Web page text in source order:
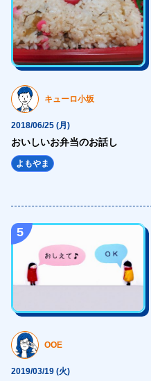
キューロ小坂
2018/06/25 (月)
おいしいお弁当のお話し
よもやま
5
OOE
2019/03/19 (火)
<a href="" title="集客・設計"
<picture>
<source type="image/webp"
srcset="https://
<source media="(max-width:
srcset="https://
<source type="image/webp"
srcset="https://
<img src="https://
alt="集客・設計" class="imgBk"
集客・設計
<use xlink:href="https://
</p>
</a>
<a href="" title="コンサルティン
<picture>